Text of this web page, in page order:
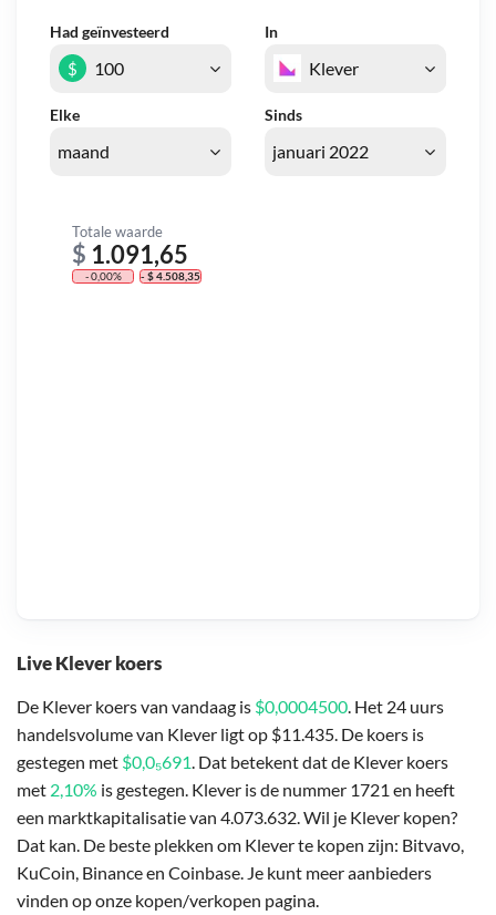
Live Klever koers
De Klever koers van vandaag is $0,0004500. Het 24 uurs
handelsvolume van Klever ligt op $11.435. De koers is
gestegen met $0,0₅691. Dat betekent dat de Klever koers
met 2,10% is gestegen. Klever is de nummer 1721 en heeft
een marktkapitalisatie van 4.073.632. Wil je Klever kopen?
Dat kan. De beste plekken om Klever te kopen zijn: Bitvavo,
KuCoin, Binance en Coinbase. Je kunt meer aanbieders
vinden op onze kopen/verkopen pagina.
Had geïnvesteerd In
Elke Sinds
$
Totale waarde
$ 1.091,65
- 0,00% - $ 4.508,35